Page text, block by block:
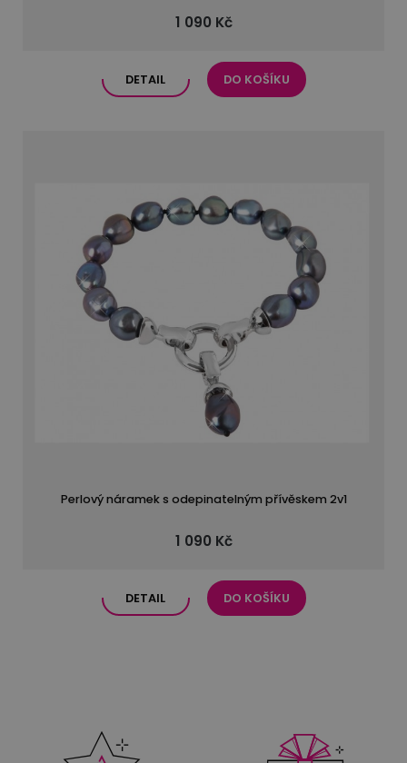
1 090 Kč
DETAIL DO KOŠÍKU
Perlový náramek s odepinatelným přívěskem 2v1
1 090 Kč
DETAIL DO KOŠÍKU